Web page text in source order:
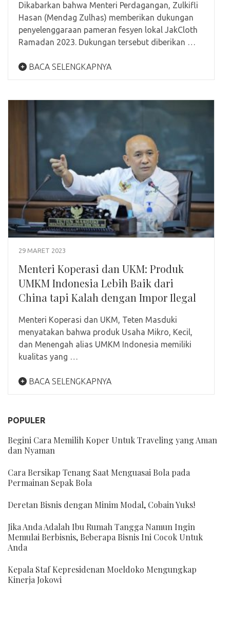
Dikabarkan bahwa Menteri Perdagangan, Zulkifli
Hasan (Mendag Zulhas) memberikan dukungan
penyelenggaraan pameran fesyen lokal JakCloth
Ramadan 2023. Dukungan tersebut diberikan …
BACA SELENGKAPNYA
29 MARET 2023
Menteri Koperasi dan UKM: Produk
UMKM Indonesia Lebih Baik dari
China tapi Kalah dengan Impor Ilegal
Menteri Koperasi dan UKM, Teten Masduki
menyatakan bahwa produk Usaha Mikro, Kecil,
dan Menengah alias UMKM Indonesia memiliki
kualitas yang …
BACA SELENGKAPNYA
POPULER
Begini Cara Memilih Koper Untuk Traveling yang Aman
dan Nyaman
Cara Bersikap Tenang Saat Menguasai Bola pada
Permainan Sepak Bola
Deretan Bisnis dengan Minim Modal, Cobain Yuks!
Jika Anda Adalah Ibu Rumah Tangga Namun Ingin
Memulai Berbisnis, Beberapa Bisnis Ini Cocok Untuk
Anda
Kepala Staf Kepresidenan Moeldoko Mengungkap
Kinerja Jokowi